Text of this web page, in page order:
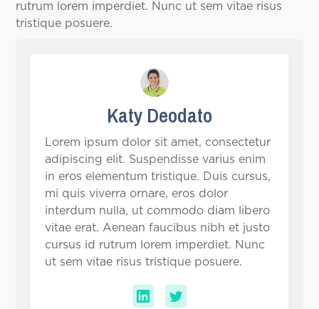
rutrum lorem imperdiet. Nunc ut sem vitae risus
tristique posuere.
Katy Deodato
Lorem ipsum dolor sit amet, consectetur
adipiscing elit. Suspendisse varius enim
in eros elementum tristique. Duis cursus,
mi quis viverra ornare, eros dolor
interdum nulla, ut commodo diam libero
vitae erat. Aenean faucibus nibh et justo
cursus id rutrum lorem imperdiet. Nunc
ut sem vitae risus tristique posuere.